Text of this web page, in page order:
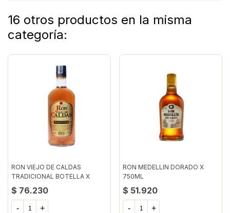
16 otros productos en la misma
categoría:
RON VIEJO DE CALDAS
TRADICIONAL BOTELLA X
1000ML
$ 76.230
- +
RON MEDELLIN DORADO X
750ML
$ 51.920
- +